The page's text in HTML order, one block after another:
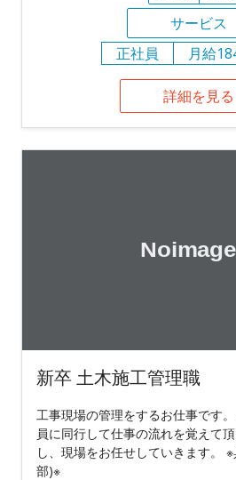
サービス
正社員
月給
詳細を見る
新卒 土木施工管理職
工事現場の管理をするお仕事です
員に同行して仕事の流れを覚えて
し、現場をお任せしていきます。
部)※